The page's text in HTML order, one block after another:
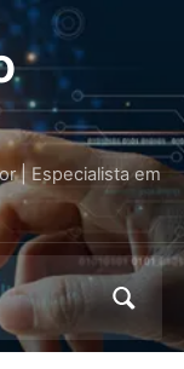
| Especialista em